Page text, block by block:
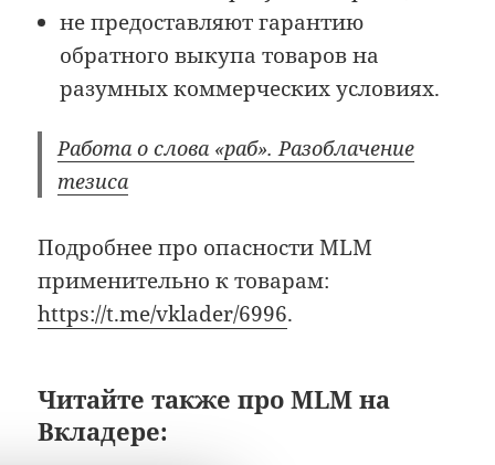
не предоставляют гарантию
обратного выкупа товаров на
разумных коммерческих условиях.
Работа о слова «раб». Разоблачение
тезиса
Подробнее про опасности MLM
применительно к товарам:
https://t.me/vklader/6996.
Читайте также про MLM на
Вкладере: